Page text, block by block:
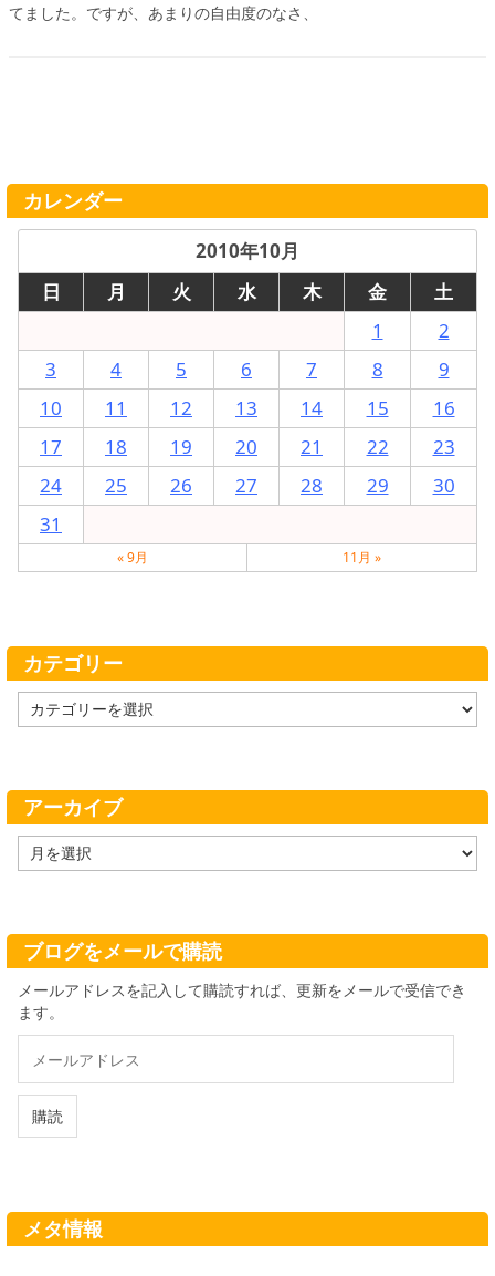
てました。ですが、あまりの自由度のなさ、
カレンダー
2010年10月
日
月 火 水 木 金
土
1
2
3
4 5 6 7 8
9
10
11 12 13 14 15
16
17
18 19 20 21 22
23
24
25 26 27 28 29
30
31
« 9月 11月 »
カテゴリー
テ
ー
アーカイブ
ー
ブ
ブログをメールで購読
メールアドレスを記入して購読すれば、更新をメールで受信でき
ます。
ル
ド
購読
メタ情報